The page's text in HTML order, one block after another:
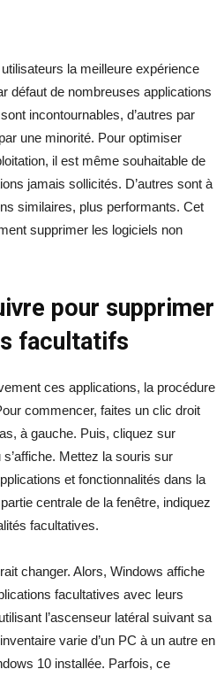
la meilleure expérience
défaut de nombreuses applications
incontournables, d’autres par
une minorité. Pour optimiser
il est même souhaitable de
jamais sollicités. D’autres sont à
similaires, plus performants. Cet
supprimer les logiciels non
pour supprimer
facultatifs
ces applications, la procédure
commencer, faites un clic droit
à gauche. Puis, cliquez sur
Mettez la souris sur
et fonctionnalités dans la
centrale de la fenêtre, indiquez
facultatives.
changer. Alors, Windows affiche
facultatives avec leurs
l’ascenseur latéral suivant sa
varie d’un PC à un autre en
10 installée. Parfois, ce